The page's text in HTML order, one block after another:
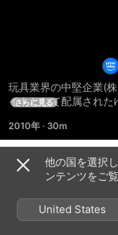
玩具業界の中堅企業(
イトとして配属された
スな言動に先輩アルバ
とかゆとりちゃんと
が、その自分の常識
に、正社員のだんか
まう。そんなつめこ
が現れて・・・。
さらに見る
2010年 · 30m
シーズン 1
他の国を選択
ンテンツをご
United States